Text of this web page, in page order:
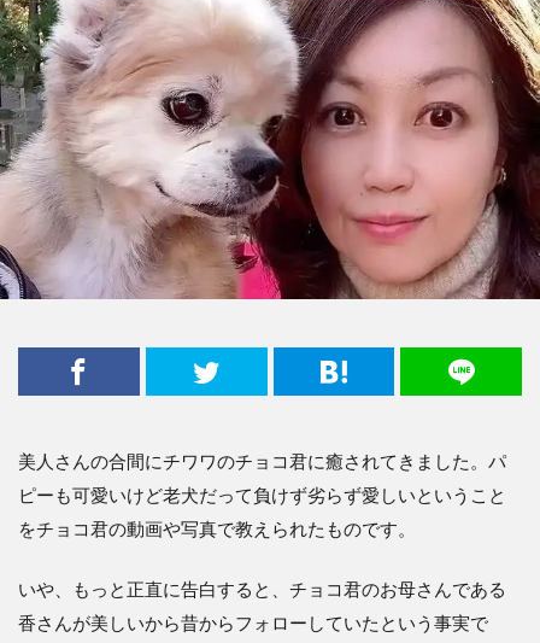
美人さんの合間にチワワのチョコ君に癒されてきました。パ
ピーも可愛いけど老犬だって負けず劣らず愛しいということ
をチョコ君の動画や写真で教えられたものです。
いや、もっと正直に告白すると、チョコ君のお母さんである
香さんが美しいから昔からフォローしていたという事実で